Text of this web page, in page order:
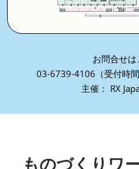
お問合せは
03-6739-4106（受付時
主催： RX
ものづくりワ